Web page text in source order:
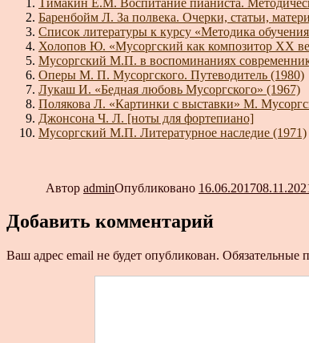
Баренбойм Л. За полвека. Очерки, статьи,
Список литературы к курсу «Методика
Холопов Ю. «Мусоргский как композитор XX
Мусоргский М.П. в воспоминаниях
Оперы М. П. Мусоргского. Путеводитель (1980)
Лукаш И. «Бедная любовь Мусоргского» (1967)
Полякова Л. «Картинки с выставки» М.
Джонсона Ч. Л. [ноты для фортепиано]
Мусоргский М.П. Литературное наследие (1971)
Автор adminОпубликовано 16.06.2017
Добавить комментарий
Ваш адрес email не будет опубликован. Обязательные